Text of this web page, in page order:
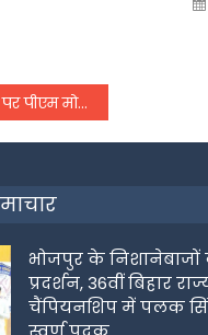
का निशाना,
भोजपुर के निशानेबाजों
प्रदर्शन, 36वीं बिहार
चैंपियनशिप में पलक